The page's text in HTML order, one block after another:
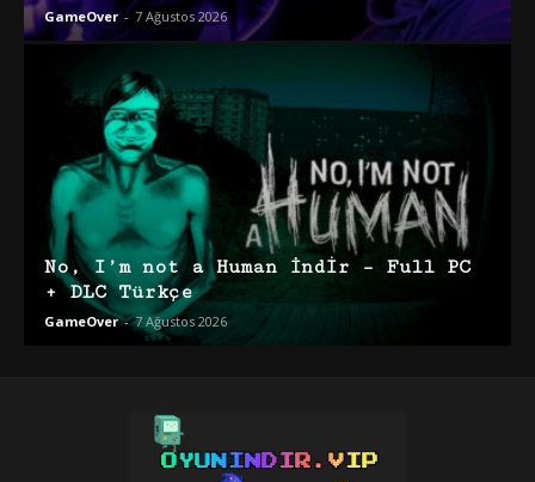
GameOver - 7 Ağustos 2026
No, I’m not a Human İndir – Full PC
+ DLC Türkçe
GameOver - 7 Ağustos 2026